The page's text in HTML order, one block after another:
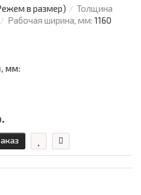
в размер)
Толщина
Рабочая ширина, мм: 1160
мм: